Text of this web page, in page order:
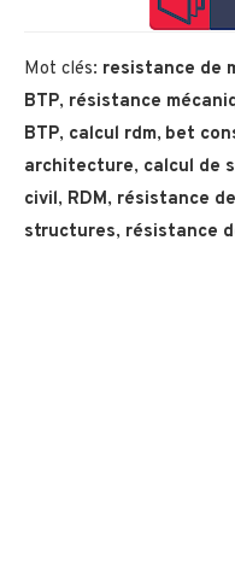
Mot clés: resistance de
BTP, résistance
BTP, calcul rdm, bet
architecture, calcul de
civil, RDM, résistance
structures, résistance